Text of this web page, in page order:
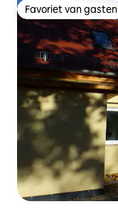
Favoriet van gasten
Favoriet van gasten